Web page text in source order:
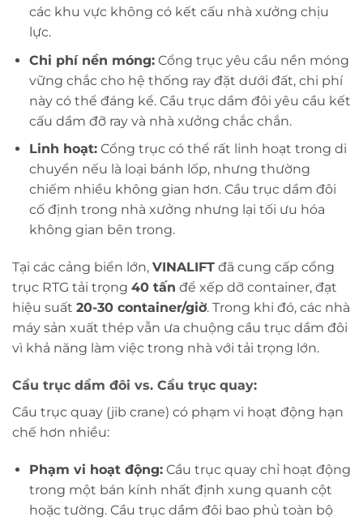
các khu vực không có kết cấu nhà xưởng chịu
lực.
Chi phí nền móng:Cổng trục yêu cầu nền móng
vững chắc cho hệ thống ray đặt dưới đất, chi phí
này có thể đáng kể. Cầu trục dầm đôi yêu cầu kết
cấu dầm đỡ ray và nhà xưởng chắc chắn.
Linh hoạt:Cổng trục có thể rất linh hoạt trong di
chuyển nếu là loại bánh lốp, nhưng thường
chiếm nhiều không gian hơn. Cầu trục dầm đôi
cố định trong nhà xưởng nhưng lại tối ưu hóa
không gian bên trong.
Tại các cảng biển lớn, VINALIFT đã cung cấp cổng
trục RTG tải trọng 40 tấn để xếp dỡ container, đạt
hiệu suất 20-30 container/giờ. Trong khi đó, các nhà
máy sản xuất thép vẫn ưa chuộng cầu trục dầm đôi
vì khả năng làm việc trong nhà với tải trọng lớn.
Cầu trục dầm đôi vs. Cầu trục quay:
Cầu trục quay (jib crane) có phạm vi hoạt động hạn
chế hơn nhiều:
Phạm vi hoạt động:Cầu trục quay chỉ hoạt động
trong một bán kính nhất định xung quanh cột
hoặc tường. Cầu trục dầm đôi bao phủ toàn bộ